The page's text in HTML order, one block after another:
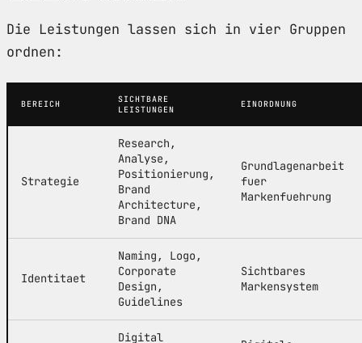
Die Leistungen lassen sich in vier Gruppen
ordnen:
BEREICH
SICHTBARE
LEISTUNGEN
EINORDNUNG
Strategie
Research,
Analyse,
Positionierung,
Brand
Architecture,
Brand DNA
Grundlagenarbeit
fuer
Markenfuehrung
Identitaet
Naming, Logo,
Corporate
Design,
Guidelines
Sichtbares
Markensystem
Digital